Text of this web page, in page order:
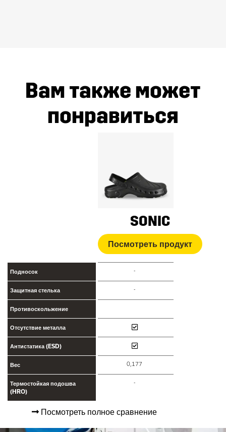
Вам также может
понравиться
SONIC
Посмотреть продукт
Подносок -
Защитная стелька -
Противоскольжение
Отсутствие металла
Антистатика (ESD)
Вес 0,177
Термостойкая подошва
(HRO)
-
Посмотреть полное сравнение